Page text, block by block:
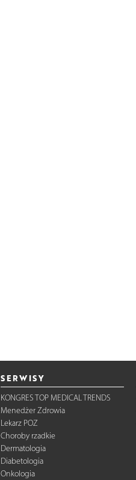
SERWISY
KONGRES TOP MEDICAL TRENDS
Menedżer Zdrowia
Lekarz POZ
Choroby rzadkie
Dermatologia
Diabetologia
Onkologia